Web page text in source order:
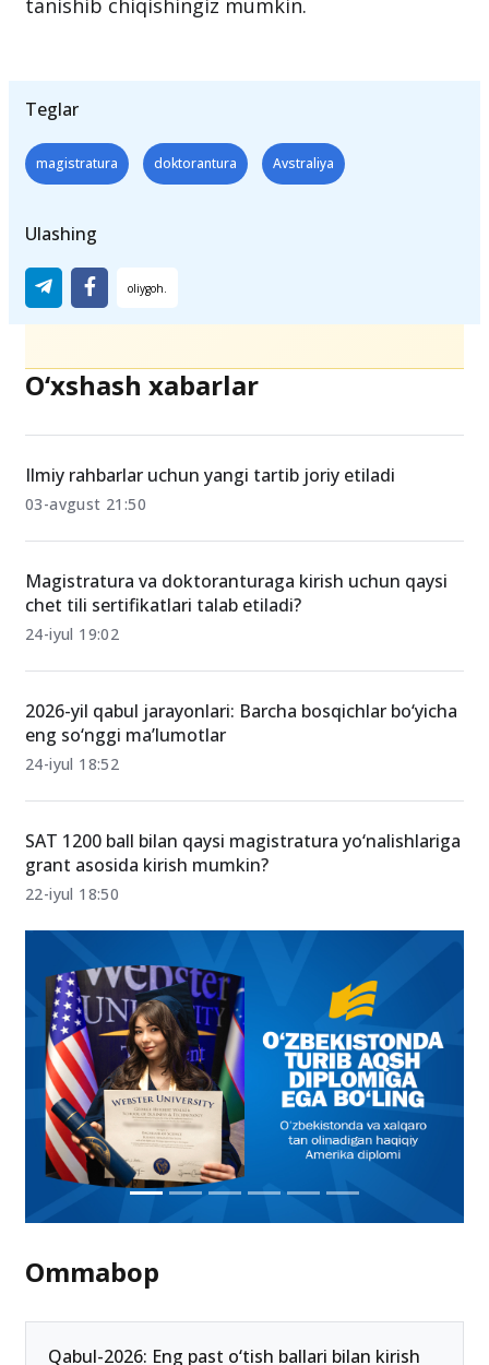
Teglar
magistratura
Ulashing
O‘xshash xabarlar
Ilmiy rahbarlar uchun yangi tartib joriy etiladi
03-avgust 21:50
chet tili sertifikatlari talab etiladi?
24-iyul 19:02
eng so‘nggi ma’lumotlar
24-iyul 18:52
22-iyul 18:50
Ommabop